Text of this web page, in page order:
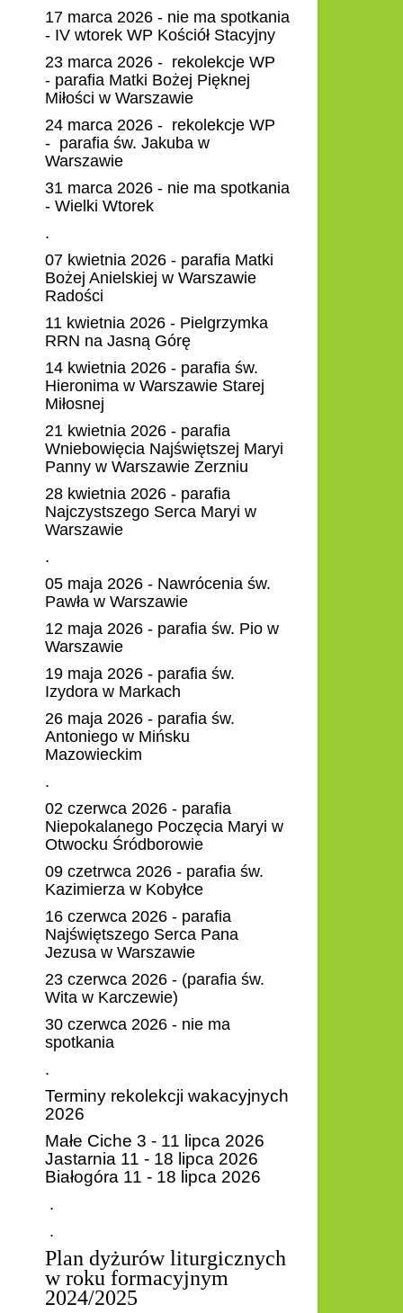
17 marca 2026 - nie ma spotkania
- IV wtorek WP Kościół Stacyjny
23 marca 2026 - rekolekcje WP
- parafia Matki Bożej Pięknej
Miłości w Warszawie
24 marca 2026 - rekolekcje WP
- parafia św. Jakuba w
Warszawie
31 marca 2026 - nie ma spotkania
- Wielki Wtorek
.
07 kwietnia 2026 - parafia Matki
Bożej Anielskiej w Warszawie
Radości
11 kwietnia 2026 - Pielgrzymka
RRN na Jasną Górę
14 kwietnia 2026 - parafia św.
Hieronima w Warszawie Starej
Miłosnej
21 kwietnia 2026 - parafia
Wniebowięcia Najświętszej Maryi
Panny w Warszawie Zerzniu
28 kwietnia 2026 - parafia
Najczystszego Serca Maryi w
Warszawie
.
05 maja 2026 - Nawrócenia św.
Pawła w Warszawie
12 maja 2026 - parafia św. Pio w
Warszawie
19 maja 2026 - parafia św.
Izydora w Markach
26 maja 2026 - parafia św.
Antoniego w Mińsku
Mazowieckim
.
02 czerwca 2026 - parafia
Niepokalanego Poczęcia Maryi w
Otwocku Śródborowie
09 czetrwca 2026 - parafia św.
Kazimierza w Kobyłce
16 czerwca 2026 - parafia
Najświętszego Serca Pana
Jezusa w Warszawie
23 czerwca 2026 - (parafia św.
Wita w Karczewie)
30 czerwca 2026 - nie ma
spotkania
.
Terminy rekolekcji wakacyjnych
2026
Małe Ciche 3 - 11 lipca 2026
Jastarnia 11 - 18 lipca 2026
Białogóra 11 - 18 lipca 2026
.
.
Plan dyżurów liturgicznych
w roku formacyjnym
2024/2025